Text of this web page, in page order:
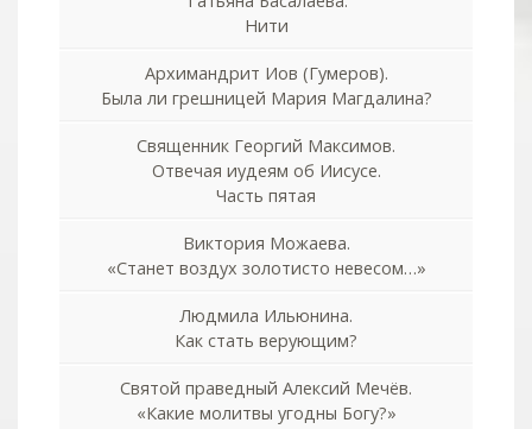
Нити
Архимандрит Иов (Гумеров).
Была ли грешницей Мария Магдалина?
Священник Георгий Максимов.
Отвечая иудеям об Иисусе.
Часть пятая
Виктория Можаева.
«Станет воздух золотисто невесом…»
Людмила Ильюнина.
Как стать верующим?
Святой праведный Алексий Мечёв.
«Какие молитвы угодны Богу?»